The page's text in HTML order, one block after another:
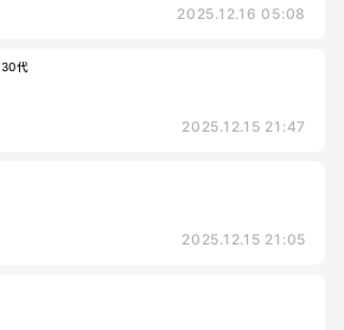
2025.12.16 05:08
30代
2025.12.15 21:47
2025.12.15 21:05